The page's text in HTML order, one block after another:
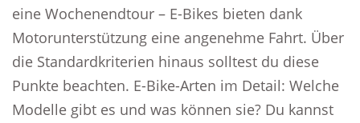
eine Wochenendtour – E-Bikes bieten dank
Motorunterstützung eine angenehme Fahrt. Über
die Standardkriterien hinaus solltest du diese
Punkte beachten. E-Bike-Arten im Detail: Welche
Modelle gibt es und was können sie? Du kannst